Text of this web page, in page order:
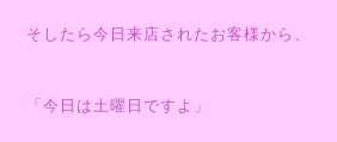
そしたら今日来店されたお客様から、
「今日は土曜日ですよ」